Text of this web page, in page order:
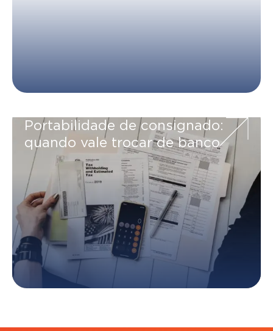
Portabilidade de consignado:
quando vale trocar de banco